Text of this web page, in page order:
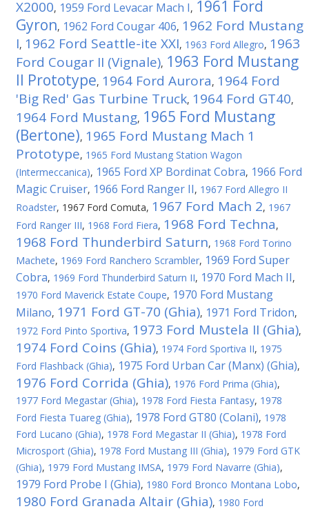
X2000, 1959 Ford Levacar Mach I, 1961 Ford
Gyron, 1962 Ford Cougar 406, 1962 Ford Mustang
I, 1962 Ford Seattle-ite XXI, 1963 Ford Allegro, 1963
Ford Cougar II (Vignale), 1963 Ford Mustang
II Prototype, 1964 Ford Aurora, 1964 Ford
'Big Red' Gas Turbine Truck, 1964 Ford GT40,
1964 Ford Mustang, 1965 Ford Mustang
(Bertone), 1965 Ford Mustang Mach 1
Prototype, 1965 Ford Mustang Station Wagon
(Intermeccanica), 1965 Ford XP Bordinat Cobra, 1966 Ford
Magic Cruiser, 1966 Ford Ranger II, 1967 Ford Allegro II
Roadster, 1967 Ford Comuta, 1967 Ford Mach 2, 1967
Ford Ranger III, 1968 Ford Fiera, 1968 Ford Techna,
1968 Ford Thunderbird Saturn, 1968 Ford Torino
Machete, 1969 Ford Ranchero Scrambler, 1969 Ford Super
Cobra, 1969 Ford Thunderbird Saturn II, 1970 Ford Mach II,
1970 Ford Maverick Estate Coupe, 1970 Ford Mustang
Milano, 1971 Ford GT-70 (Ghia), 1971 Ford Tridon,
1972 Ford Pinto Sportiva, 1973 Ford Mustela II (Ghia),
1974 Ford Coins (Ghia), 1974 Ford Sportiva II, 1975
Ford Flashback (Ghia), 1975 Ford Urban Car (Manx) (Ghia),
1976 Ford Corrida (Ghia), 1976 Ford Prima (Ghia),
1977 Ford Megastar (Ghia), 1978 Ford Fiesta Fantasy, 1978
Ford Fiesta Tuareg (Ghia), 1978 Ford GT80 (Colani), 1978
Ford Lucano (Ghia), 1978 Ford Megastar II (Ghia), 1978 Ford
Microsport (Ghia), 1978 Ford Mustang III (Ghia), 1979 Ford GTK
(Ghia), 1979 Ford Mustang IMSA, 1979 Ford Navarre (Ghia),
1979 Ford Probe I (Ghia), 1980 Ford Bronco Montana Lobo,
1980 Ford Granada Altair (Ghia), 1980 Ford